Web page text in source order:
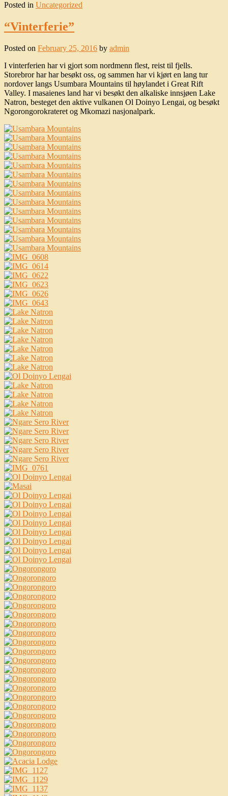
Posted in Uncategorized
“Vinterferie”
Posted on February 25, 2016 by admin
I vinterferien har vi gjort som nordmenn flest, reist til fjells.
Storebror har har besøkt oss, og sammen har vi kjørt en lang tur
nordover langs Usumbara Mountains til høylandet i Great Rift
Valley. I masaienes land har vi besøkt den alkaliske innsjøen Lake
Natron, besteget den aktive vulkanen Ol Doinyo Lengai, og besøkt
Ngorongorokrateret og Mkomazi nasjonalpark.